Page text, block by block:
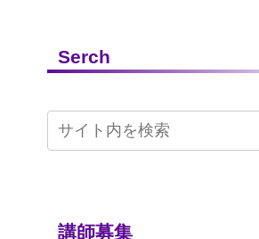
Serch
講師募集